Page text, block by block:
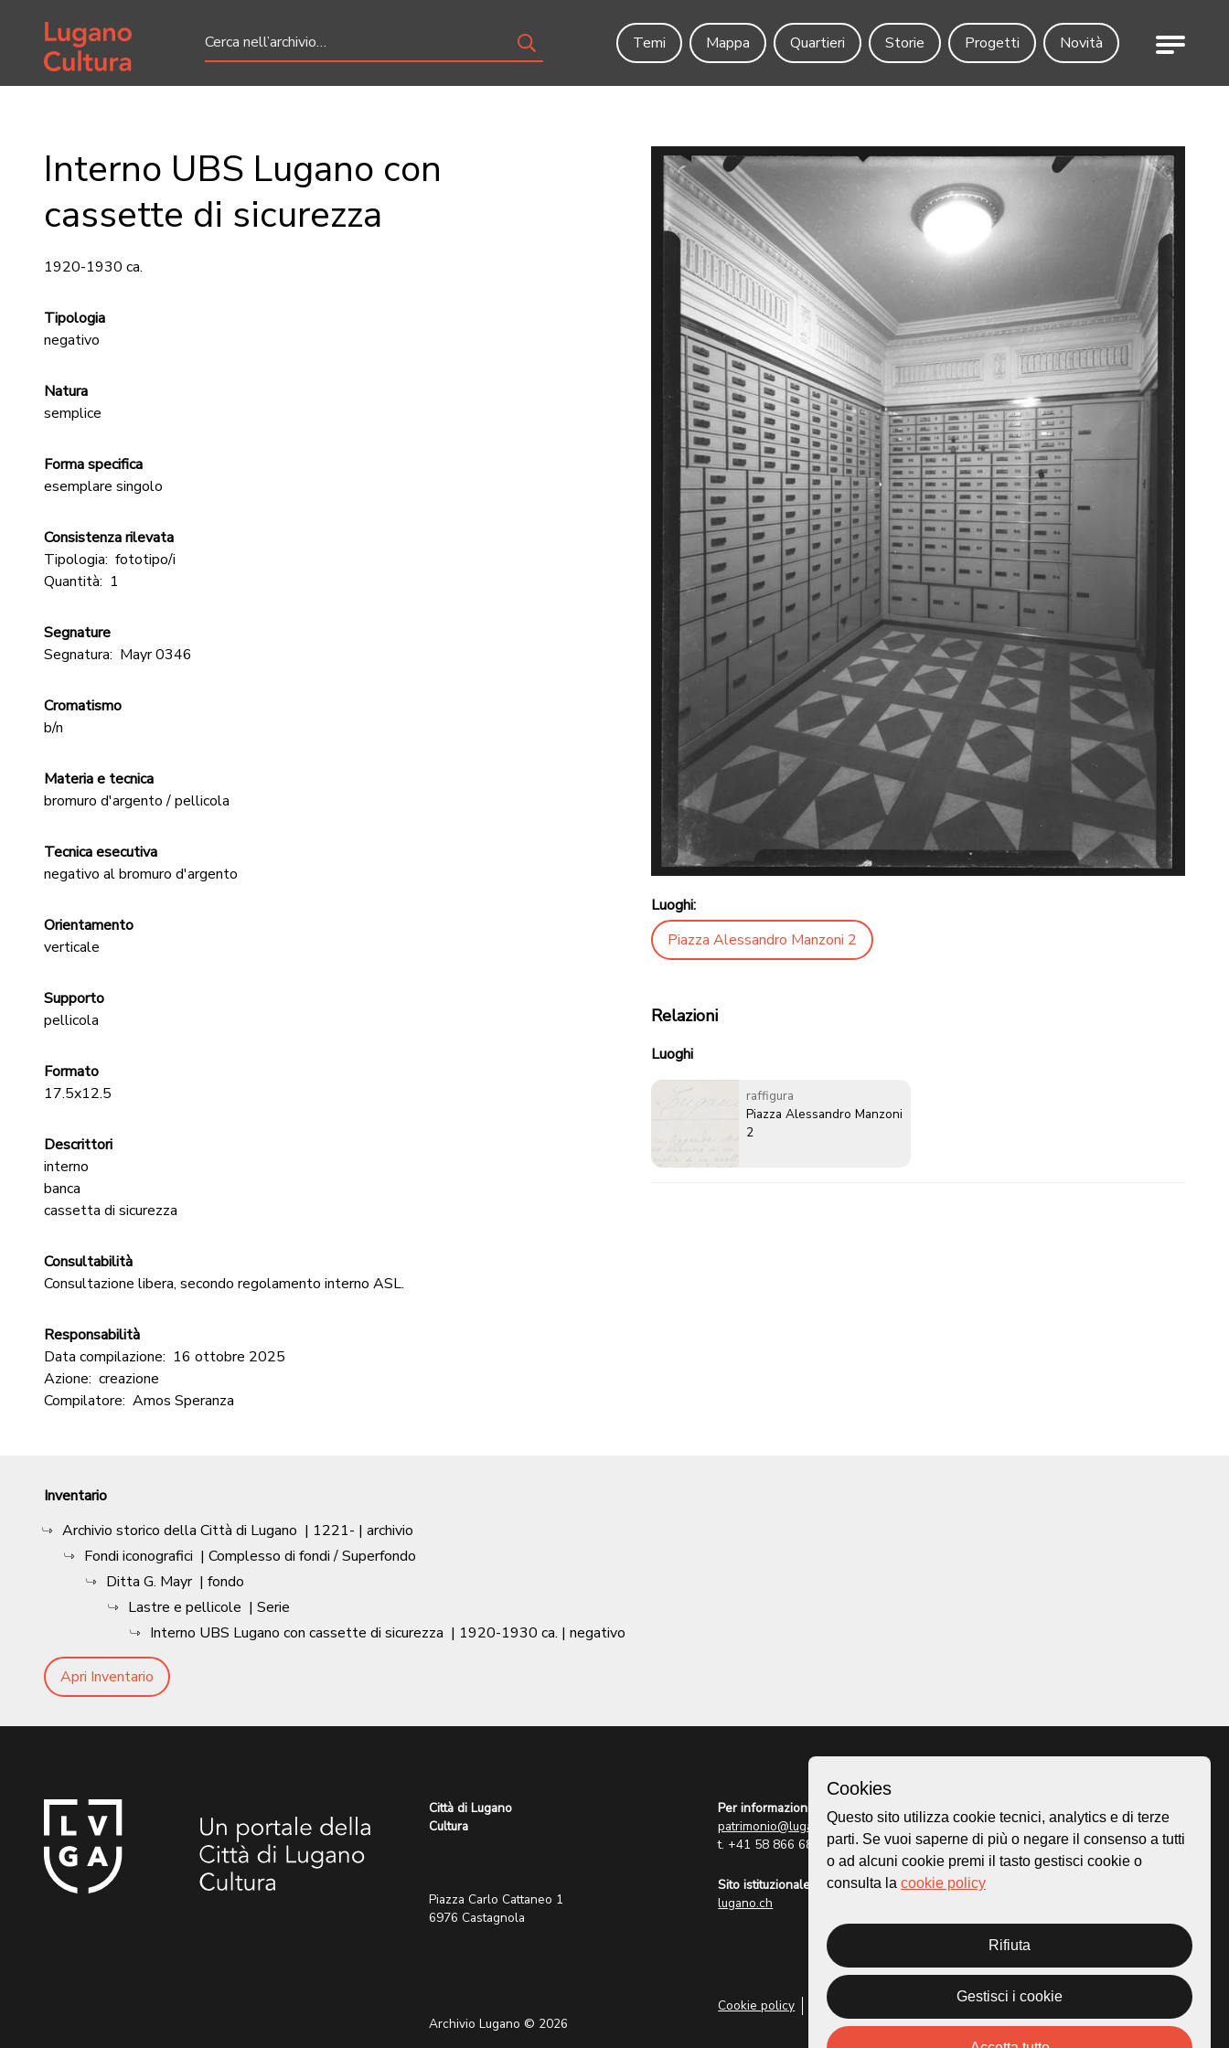
Home page
Temi
Mappa Quartieri Storie Progetti Novità Menu
Interno UBS Lugano con
cassette di sicurezza
1920-1930 ca.
Tipologia
negativo
Natura
semplice
Forma specifica
esemplare singolo
Consistenza rilevata
Tipologia: fototipo/i
Quantità: 1
Segnature
Segnatura: Mayr 0346
Cromatismo
b/n
Materia e tecnica
bromuro d'argento / pellicola
Tecnica esecutiva
negativo al bromuro d'argento
Orientamento
verticale
Supporto
pellicola
Formato
17.5x12.5
Descrittori
interno
banca
cassetta di sicurezza
Consultabilità
Consultazione libera, secondo regolamento interno ASL.
Responsabilità
Data compilazione: 16 ottobre 2025
Azione: creazione
Compilatore: Amos Speranza
Luoghi:
Piazza Alessandro Manzoni 2
Relazioni
Luoghi
raffigura
Piazza Alessandro Manzoni
2
Inventario
Archivio storico della Città di Lugano | 1221- | archivio
Fondi iconografici | Complesso di fondi / Superfondo
Ditta G. Mayr | fondo
Lastre e pellicole | Serie
Interno UBS Lugano con cassette di sicurezza | 1920-1930 ca. | negativo
Apri Inventario
Città di Lugano
Cultura
Piazza Carlo Cattaneo 1
6976 Castagnola
Archivio Lugano © 2026
Per informazioni:
patrimonio@lugano.ch
t. +41 58 866 68 50
Sito istituzionale:
lugano.ch
Cookie policy Privacy Policy
Homepage
Mappa
Storie
Cookies
Questo sito utilizza cookie tecnici, analytics e di terze
parti. Se vuoi saperne di più o negare il consenso a tutti
o ad alcuni cookie premi il tasto gestisci cookie o
consulta la cookie policy
Rifiuta
Gestisci i cookie